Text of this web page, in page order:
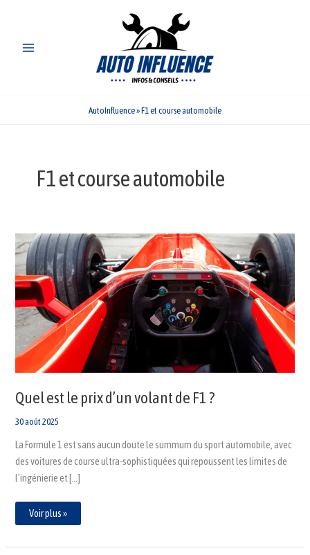
AutoInfluence»F1 et course automobile
F1 et course automobile
Quel est le prix d’un volant de F1 ?
30 août 2025
La Formule 1 est sans aucun doute le summum du sport automobile, avec
des voitures de course ultra-sophistiquées qui repoussent les limites de
l’ingénierie et […]
Quel
est
le
prix
d’un
volant
F1
?
Voir plus »